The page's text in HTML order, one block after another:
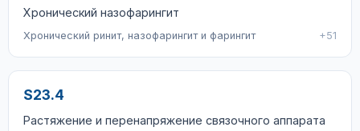
Хронический назофарингит
Хронический ринит, назофарингит и фарингит +51
S23.4
Растяжение и перенапряжение связочного аппарата